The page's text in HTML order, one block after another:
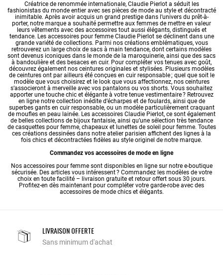
Créatrice de renommée internationale, Claudie Pierlot a séduit les
fashionistas du monde entier avec ses pièces de mode au style et décontracté
inimitable. Après avoir acquis un grand prestige dans l’univers du prêt-à-
porter, notre marque a souhaité permettre aux femmes de mettre en valeur
leurs vêtements avec des accessoires tout aussi élégants, distingués et
tendance. Les accessoires pour femme Claudie Pierlot se déclinent dans une
grande variété de collections. Parmi nos créations emblématiques, vous
retrouverez un large choix de sacs à main tendance, dont certains modèles
sont devenus iconiques dans le monde de la maroquinerie, ainsi que des sacs
à bandoulière et des besaces en cuir. Pour compléter vos tenues avec goût,
découvrez également nos ceintures originales et stylisées. Plusieurs modèles
de ceintures ont par ailleurs été conçues en cuir responsable ; quel que soit le
modèle que vous choisirez et le look que vous affectionnez, nos ceintures
s’associeront à merveille avec vos pantalons ou vos shorts. Vous souhaitez
apporter une touche chic et élégante à votre tenue vestimentaire ? Retrouvez
en ligne notre collection inédite d’écharpes et de foulards, ainsi que de
superbes gants en cuir responsable, ou un modèle particulièrement craquant
de moufles en peau lainée. Les accessoires Claudie Pierlot, ce sont également
de belles collections de bijoux fantaisie, ainsi qu’une sélection très tendance
de casquettes pour femme, chapeaux et lunettes de soleil pour femme. Toutes
ces créations dessinées dans notre atelier parisien affichent des lignes à la
fois chics et décontractées fidèles au style originel de notre marque.
Commandez vos accessoires de mode en ligne
Nos accessoires pour femme sont disponibles en ligne sur notre e-boutique
sécurisée. Des articles vous intéressent ? Commandez les modèles de votre
choix en toute facilité – livraison gratuite et retour offert sous 30 jours.
Profitez-en dès maintenant pour compléter votre garde-robe avec des
accessoires de mode chics et élégants.
LIVRAISON OFFERTE
Sans minimum d'achat